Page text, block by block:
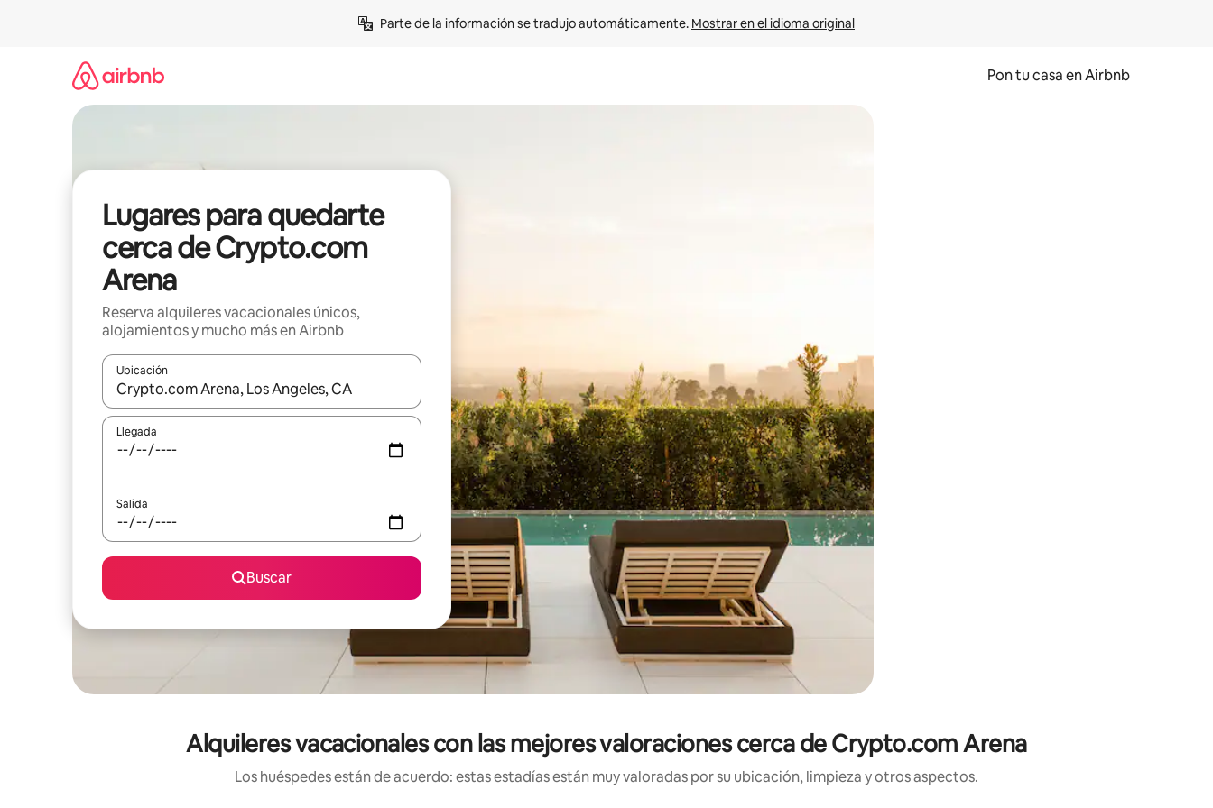
Parte de la información se tradujo automáticamente. Mostrar en el idioma original
Pon tu casa en Airbnb
Lugares para quedarte
cerca de Crypto.com
Arena
Reserva alquileres vacacionales únicos,
alojamientos y mucho más en Airbnb
Ubicación
Cuando los resultados estén disponibles, navega con las teclas de flecha hacia arriba y hacia abajo o explora con el tacto o desliza el dedo.
Llegada
Salida
Buscar
Alquileres vacacionales con las mejores valoraciones cerca de Crypto.com Arena
Los huéspedes están de acuerdo: estas estadías están muy valoradas por su ubicación, limpieza y otros aspectos.